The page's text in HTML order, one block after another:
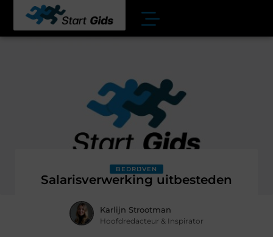
BEDRIJVEN
Salarisverwerking uitbesteden
Karlijn Strootman
Hoofdredacteur & Inspirator